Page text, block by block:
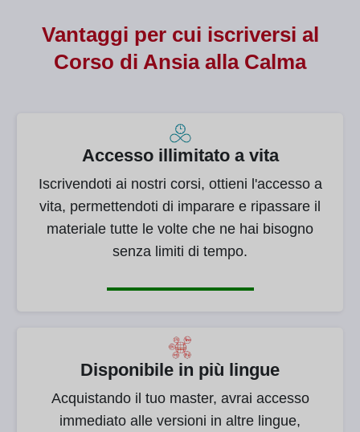
Vantaggi per cui iscriversi al
Corso di Ansia alla Calma
Accesso illimitato a vita
Iscrivendoti ai nostri corsi, ottieni l'accesso a
vita, permettendoti di imparare e ripassare il
materiale tutte le volte che ne hai bisogno
senza limiti di tempo.
Disponibile in più lingue
Acquistando il tuo master, avrai accesso
immediato alle versioni in altre lingue,